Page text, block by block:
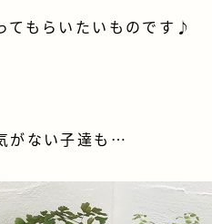
てもらいたいものです♪
がない子達も…